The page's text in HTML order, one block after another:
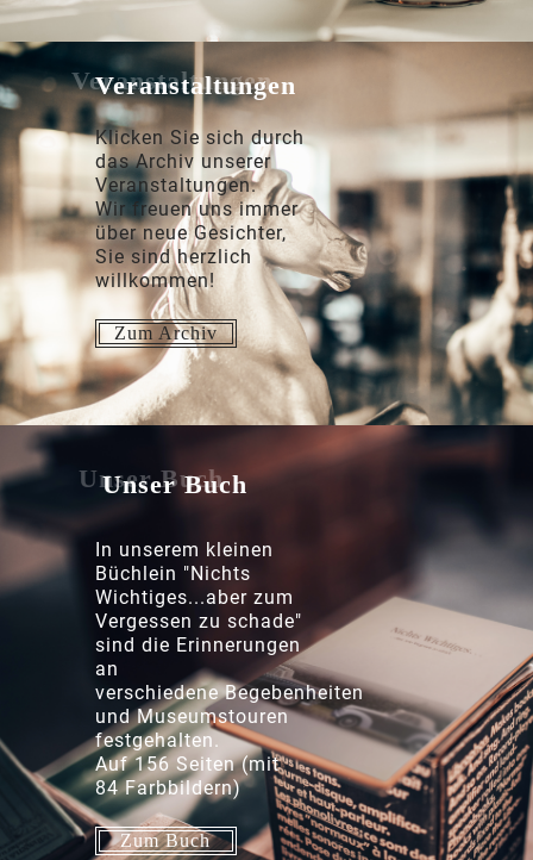
Veranstaltungen
Klicken Sie sich durch
das Archiv unserer
Veranstaltungen.
Wir freuen uns immer
über neue Gesichter,
Sie sind herzlich
willkommen!
Zum Archiv
Unser Buch
In unserem kleinen
Büchlein "Nichts
Wichtiges...aber zum
Vergessen zu schade"
sind die Erinnerungen
an
verschiedeneBegebenheiten
und Museumstouren
festgehalten.
Auf 156 Seiten (mit
84 Farbbildern)
Zum Buch